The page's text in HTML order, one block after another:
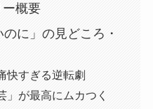
概要
のに」の見どころ・
快すぎる逆転劇
」が最高にムカつく